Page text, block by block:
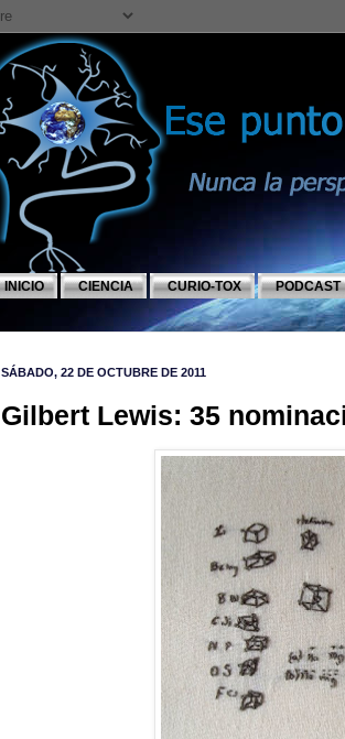
INICIO CIENCIA CURIO-TOX PODCAST
SÁBADO, 22 DE OCTUBRE DE 2011
Gilbert Lewis: 35